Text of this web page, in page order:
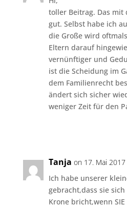
toller Beitrag. Das mit
gut. Selbst habe ich
die Große wird
Eltern darauf
vernünftiger und
ist die Scheidung im
dem Familienrecht
ändert sich sicher
weniger Zeit für den
Tanja on 17. Mai
Ich habe unserer
gebracht,dass sie
Krone bricht,wenn